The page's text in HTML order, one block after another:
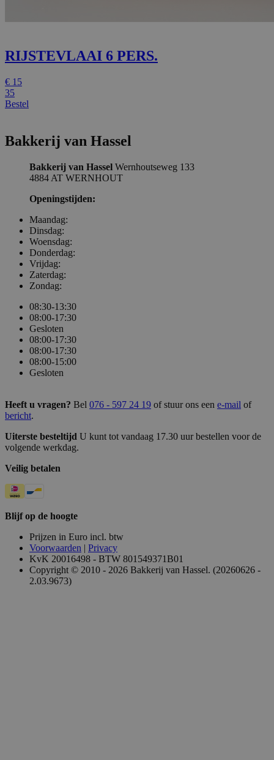
RIJSTEVLAAI 6 PERS.
€ 15
35
Bestel
Bakkerij van Hassel
Bakkerij van Hassel Wernhoutseweg 133
4884 AT WERNHOUT
Openingstijden:
Maandag:
Dinsdag:
Woensdag:
Donderdag:
Vrijdag:
Zaterdag:
Zondag:
08:30-13:30
08:00-17:30
Gesloten
08:00-17:30
08:00-17:30
08:00-15:00
Gesloten
Heeft u vragen? Bel 076 - 597 24 19 of stuur ons een e-mail of
bericht.
Uiterste besteltijd U kunt tot vandaag 17.30 uur bestellen voor de
volgende werkdag.
Veilig betalen
Blijf op de hoogte
Prijzen in Euro incl. btw
Voorwaarden | Privacy
KvK 20016498 - BTW 801549371B01
Copyright © 2010 - 2026 Bakkerij van Hassel. (20260626 -
2.03.9673)